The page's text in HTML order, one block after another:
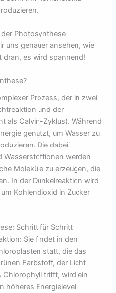
Photosynthese
uns genauer ansehen, wie
dran, es wird spannend!
Prozess, der in zwei
und der
als Calvin-Zyklus). Während
genutzt, um Wasser zu
Die dabei
Wasserstoffionen werden
Moleküle zu erzeugen, die
In der Dunkelreaktion wird
Kohlendioxid in Zucker
Schritt für Schritt
Sie findet in den
statt, die das
Farbstoff, der Licht
Chlorophyll trifft, wird ein
höheres Energielevel